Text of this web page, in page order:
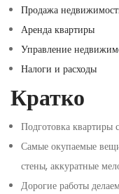
Продажа
Аренда квартиры
Управление
Налоги и расходы
Кратко
Подготовка квартиры
Самые окупаемые
стены, аккуратные
Дорогие работы